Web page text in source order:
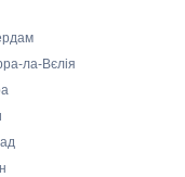
ла-Вєлія